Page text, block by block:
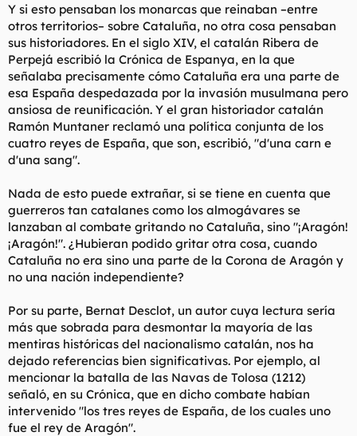
Y si esto pensaban los monarcas que reinaban –entre
otros territorios– sobre Cataluña, no otra cosa pensaban
sus historiadores. En el siglo XIV, el catalán Ribera de
Perpejá escribió la Crónica de Espanya, en la que
señalaba precisamente cómo Cataluña era una parte de
esa España despedazada por la invasión musulmana pero
ansiosa de reunificación. Y el gran historiador catalán
Ramón Muntaner reclamó una política conjunta de los
cuatro reyes de España, que son, escribió, "d'una carn e
d'una sang".
Nada de esto puede extrañar, si se tiene en cuenta que
guerreros tan catalanes como los almogávares se
lanzaban al combate gritando no Cataluña, sino "¡Aragón!
¡Aragón!". ¿Hubieran podido gritar otra cosa, cuando
Cataluña no era sino una parte de la Corona de Aragón y
no una nación independiente?
Por su parte, Bernat Desclot, un autor cuya lectura sería
más que sobrada para desmontar la mayoría de las
mentiras históricas del nacionalismo catalán, nos ha
dejado referencias bien significativas. Por ejemplo, al
mencionar la batalla de las Navas de Tolosa (1212)
señaló, en su Crónica, que en dicho combate habían
intervenido "los tres reyes de España, de los cuales uno
fue el rey de Aragón".